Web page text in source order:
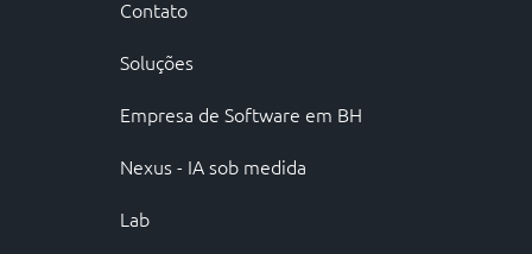
Contato
Soluções
Empresa de Software em BH
Nexus - IA sob medida
Lab